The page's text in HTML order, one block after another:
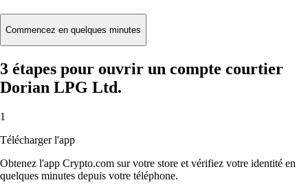
Commencez en quelques minutes
3 étapes pour ouvrir un compte courtier
Dorian LPG Ltd.
1
Télécharger l'app
Obtenez l'app Crypto.com sur votre store et vérifiez votre identité en
quelques minutes depuis votre téléphone.